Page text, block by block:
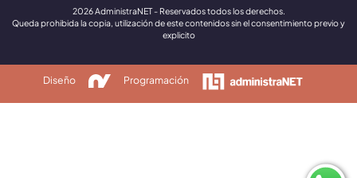
2026 AdministraNET - Reservados todos los derechos.
Queda prohibida la copia, utilización de este contenidos sin el consentimiento previo y
explicito
Diseño Programación